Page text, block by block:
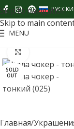
содержимому
Skip to navigation
Skip to main
MENU
SOLD
OUT
Главная